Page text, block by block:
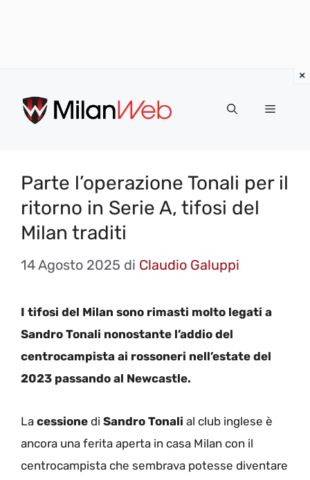
contenuto
MENU
Parte l’operazione Tonali per il
ritorno in Serie A, tifosi del
Milan traditi
14 Agosto 2025 di Claudio Galuppi
I tifosi del Milan sono rimasti molto legati a
Sandro Tonali nonostante l’addio del
centrocampista ai rossoneri nell’estate del
2023 passando al Newcastle.
La cessione di Sandro Tonali al club inglese è
ancora una ferita aperta in casa Milan con il
centrocampista che sembrava potesse diventare